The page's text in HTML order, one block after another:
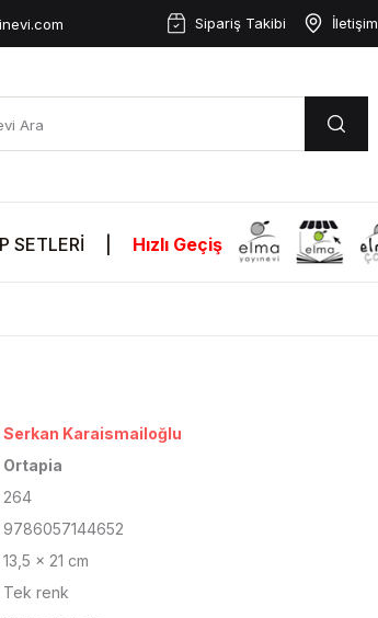
Sipariş Takibi İletişim
SETLERI Hızlı Geçiş
Serkan Karaismailoğlu
Ortapia
264
9786057144652
13,5 x 21 cm
Tek renk